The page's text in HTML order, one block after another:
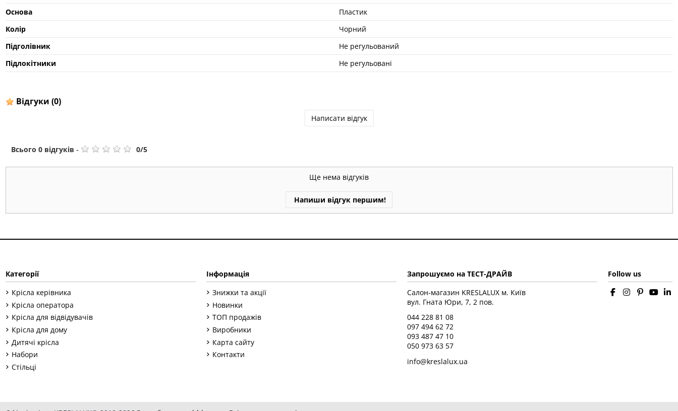
Основа
Пластик
Колір
Чорний
Підголівник
Не регульований
Підлокітники
Не регульовані
Відгуки (0)
Написати відгук
Всього 0відгуків - 0/5
Ще нема відгуків
Напиши відгук першим!
Категорії
Крісла керівника
Крісла оператора
Крісла для відвідувачів
Крісла для дому
Дитячі крісла
Набори
Стільці
Інформація
Знижки та акції
Новинки
ТОП продажів
Виробники
Карта сайту
Контакти
Запрошуємо на ТЕСТ-ДРАЙВ
Салон-магазин KRESLALUX м. Київ
вул. Гната Юри, 7, 2 пов.
044 228 81 08
097 494 62 72
093 487 47 10
050 973 63 57
info@kreslalux.ua
Follow us